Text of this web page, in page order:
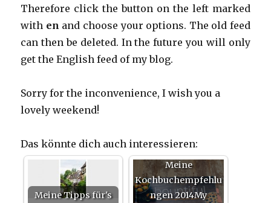
Therefore click the button on the left marked
with en and choose your options. The old feed
can then be deleted. In the future you will only
get the English feed of my blog.
Sorry for the inconvenience, I wish you a
lovely weekend!
Das könnte dich auch interessieren:
Meine Tipps für's
Meine
Kochbuchempfehlu
ngen 2014My